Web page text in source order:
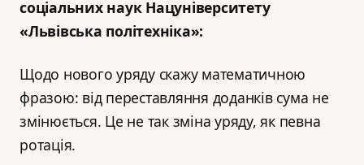
соціальних наук Нацуніверситету
«Львівська політехніка»:
Щодо нового уряду скажу математичною
фразою: від переставляння доданків сума не
змінюється. Це не так зміна уряду, як певна
ротація.